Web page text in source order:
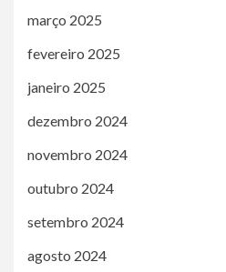
março 2025
fevereiro 2025
janeiro 2025
dezembro 2024
novembro 2024
outubro 2024
setembro 2024
agosto 2024